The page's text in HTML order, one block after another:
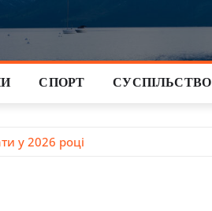
СПОРТ СУСПІЛЬСТВО
у 2026 році